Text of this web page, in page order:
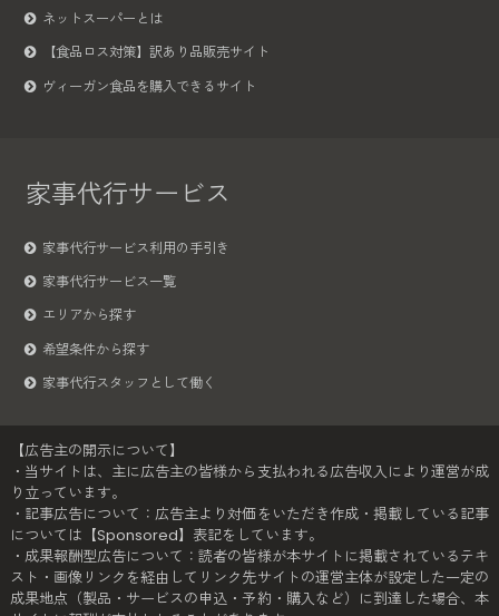
ネットスーパーとは
【食品ロス対策】訳あり品販売サイト
ヴィーガン食品を購入できるサイト
家事代行サービス
家事代行サービス利用の手引き
家事代行サービス一覧
エリアから探す
希望条件から探す
家事代行スタッフとして働く
【広告主の開示について】
・当サイトは、主に広告主の皆様から支払われる広告収入により運営が成
り立っています。
・記事広告について：広告主より対価をいただき作成・掲載している記事
については【Sponsored】表記をしています。
・成果報酬型広告について：読者の皆様が本サイトに掲載されているテキ
スト・画像リンクを経由してリンク先サイトの運営主体が設定した一定の
成果地点（製品・サービスの申込・予約・購入など）に到達した場合、本